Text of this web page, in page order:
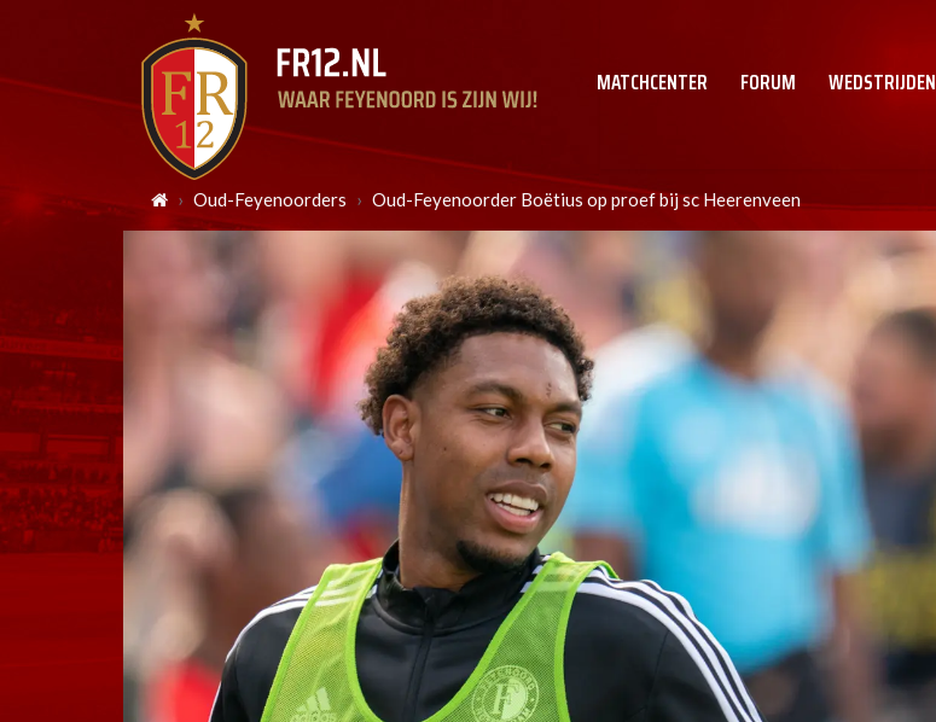
MATCHCENTER FORUM WEDSTRIJDEN
Oud-Feyenoorders Oud-Feyenoorder Boëtius op proef bij sc Heerenveen